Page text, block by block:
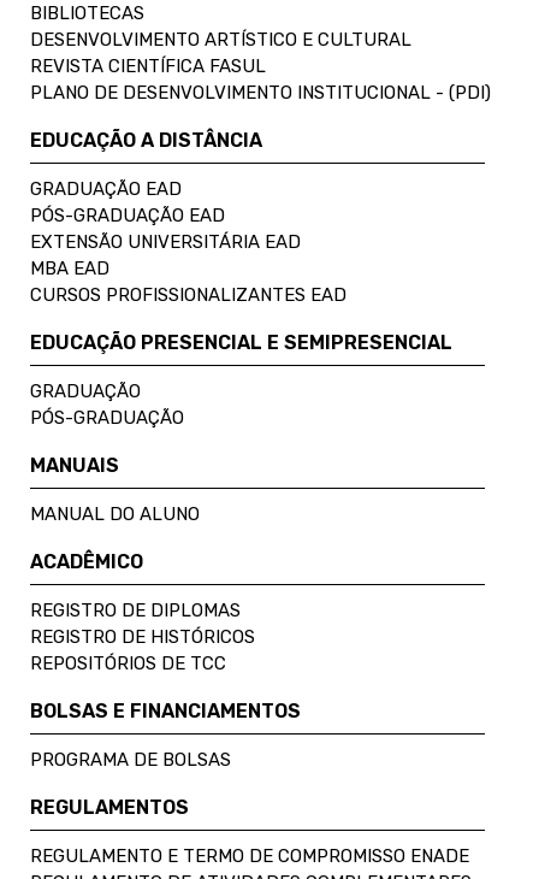
BIBLIOTECAS
DESENVOLVIMENTO ARTÍSTICO E CULTURAL
REVISTA CIENTÍFICA FASUL
PLANO DE DESENVOLVIMENTO INSTITUCIONAL - (PDI)
EDUCAÇÃO A DISTÂNCIA
GRADUAÇÃO EAD
PÓS-GRADUAÇÃO EAD
EXTENSÃO UNIVERSITÁRIA EAD
MBA EAD
CURSOS PROFISSIONALIZANTES EAD
EDUCAÇÃO PRESENCIAL E SEMIPRESENCIAL
GRADUAÇÃO
PÓS-GRADUAÇÃO
MANUAIS
MANUAL DO ALUNO
ACADÊMICO
REGISTRO DE DIPLOMAS
REGISTRO DE HISTÓRICOS
REPOSITÓRIOS DE TCC
BOLSAS E FINANCIAMENTOS
PROGRAMA DE BOLSAS
REGULAMENTOS
REGULAMENTO E TERMO DE COMPROMISSO ENADE